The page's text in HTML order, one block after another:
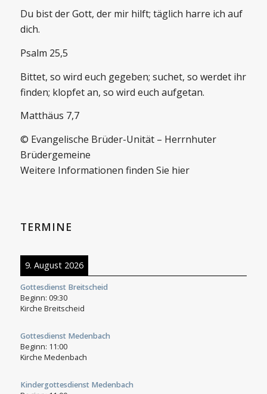
Du bist der Gott, der mir hilft; täglich harre ich auf
dich.
Psalm 25,5
Bittet, so wird euch gegeben; suchet, so werdet ihr
finden; klopfet an, so wird euch aufgetan.
Matthäus 7,7
© Evangelische Brüder-Unität – Herrnhuter
Brüdergemeine
Weitere Informationen finden Sie hier
TERMINE
9. August 2026
Gottesdienst Breitscheid
Beginn: 09:30
Kirche Breitscheid
Gottesdienst Medenbach
Beginn: 11:00
Kirche Medenbach
Kindergottesdienst Medenbach